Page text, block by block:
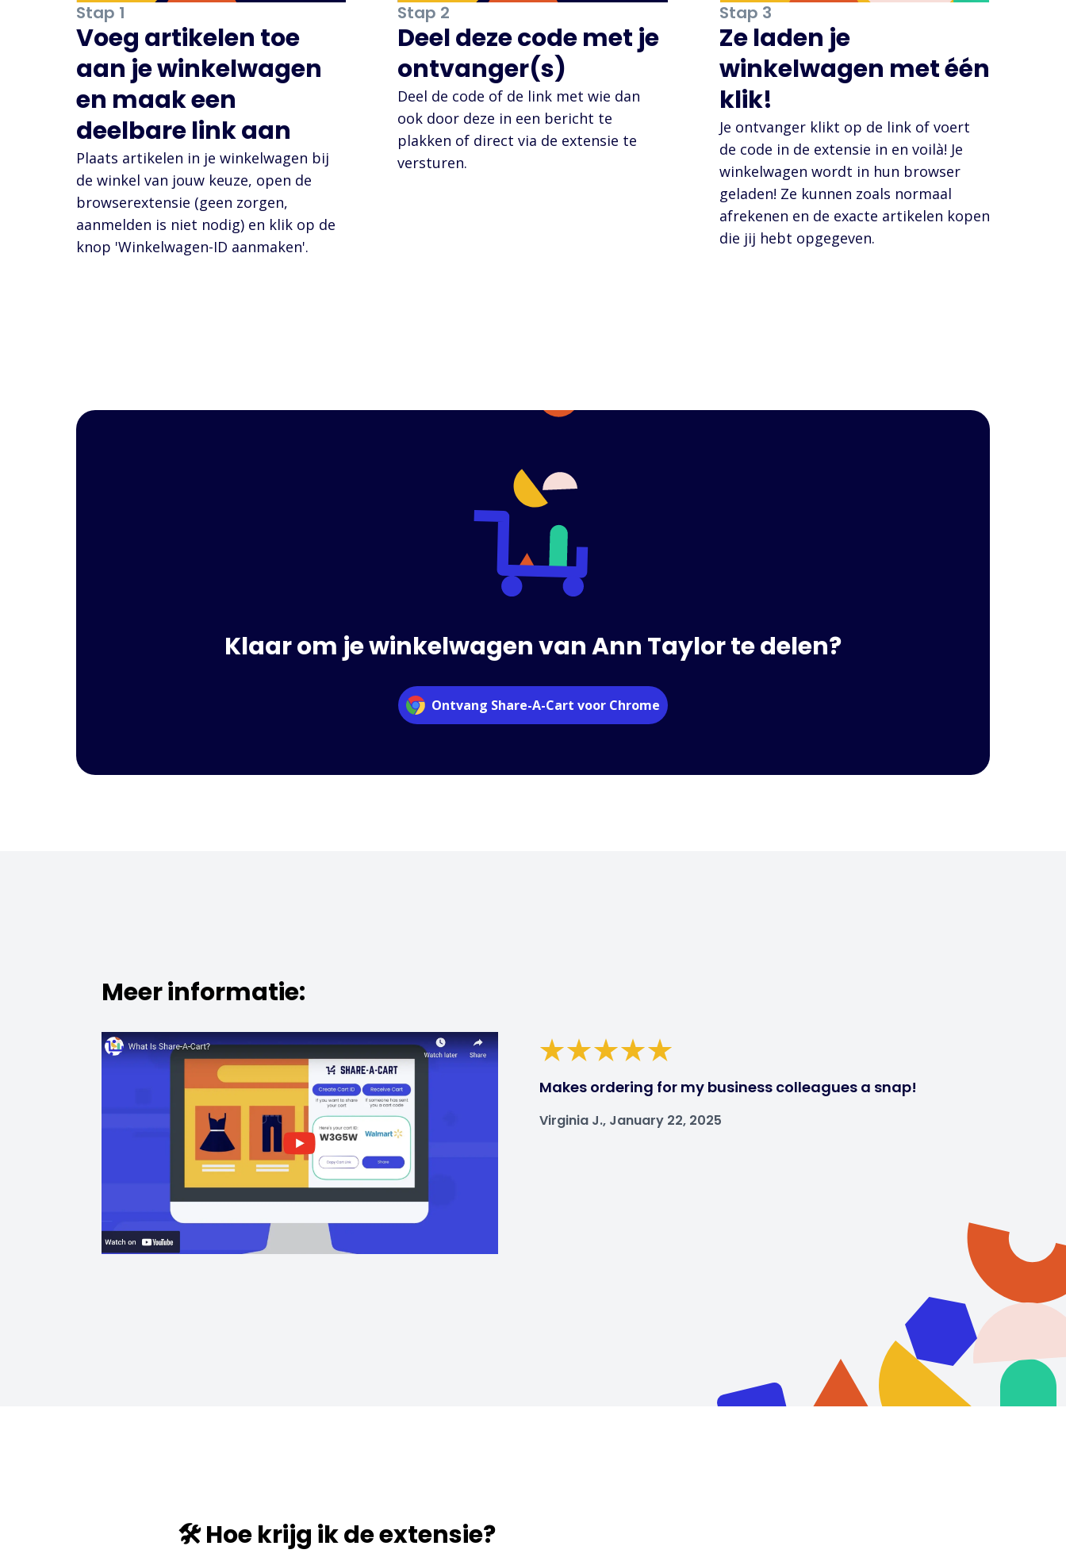
Stap 1
Voeg artikelen toe
aan je winkelwagen
en maak een
deelbare link aan
Plaats artikelen in je winkelwagen bij
de winkel van jouw keuze, open de
browserextensie (geen zorgen,
aanmelden is niet nodig) en klik op de
knop 'Winkelwagen-ID aanmaken'.
Stap 2
Deel deze code met je
ontvanger(s)
Deel de code of de link met wie dan
ook door deze in een bericht te
plakken of direct via de extensie te
versturen.
Stap 3
Ze laden je
winkelwagen met één
klik!
Je ontvanger klikt op de link of voert
de code in de extensie in en voilà! Je
winkelwagen wordt in hun browser
geladen! Ze kunnen zoals normaal
afrekenen en de exacte artikelen kopen
die jij hebt opgegeven.
Klaar om je winkelwagen van Ann Taylor te delen?
Ontvang Share-A-Cart voor Chrome
Meer informatie:
Makes ordering for my business colleagues a snap!
Virginia J., January 22, 2025
🛠️ Hoe krijg ik de extensie?